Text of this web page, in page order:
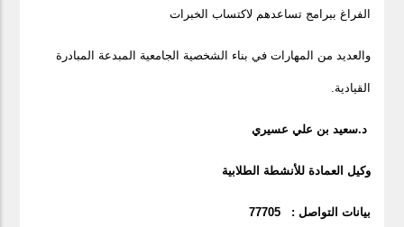
الفراغ ببرامج تساعدهم لاكتساب الخبرات
والعديد من المهارات في بناء الشخصية الجامعية المبدعة المبادرة
القيادية.
د.سعيد بن علي عسيري
وكيل العمادة للأنشطة الطلابية
بيانات التواصل : 77705